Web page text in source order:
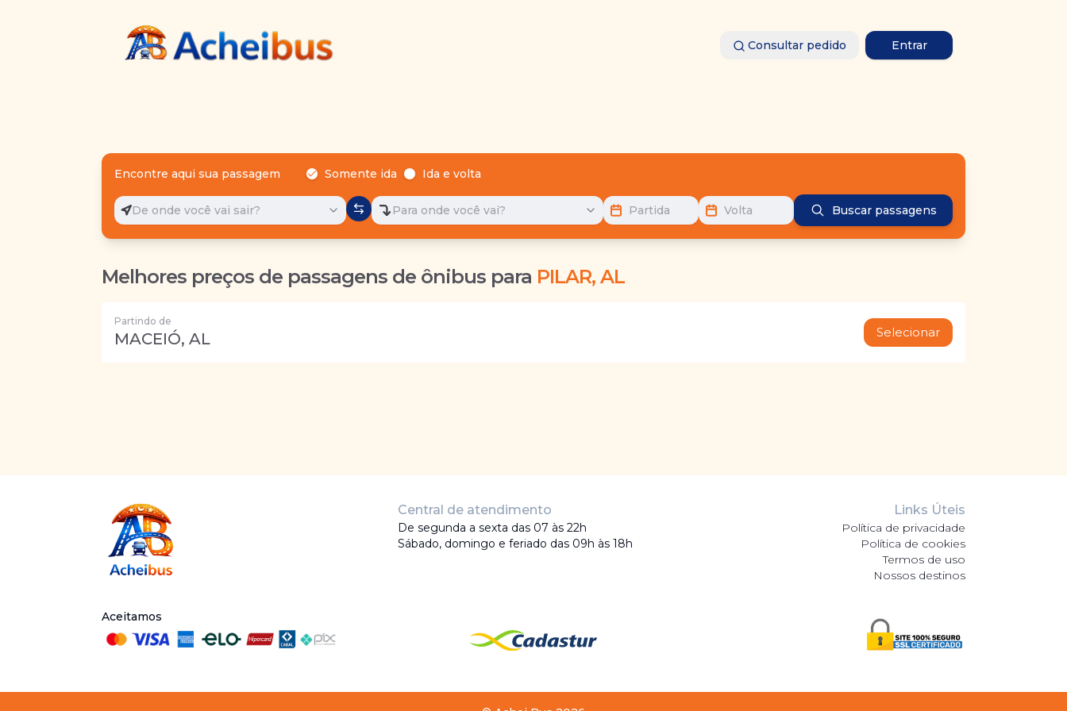
Consultar pedido Entrar
Encontre aqui sua passagem Somente ida Ida e volta
De onde você vai sair? Para onde você vai? Partida Volta Buscar passagens
Melhores preços de passagens de ônibus para PILAR, AL
Partindo de
MACEIÓ, AL Selecionar
Central de atendimento
De segunda a sexta das 07 às 22h
Sábado, domingo e feriado das 09h às 18h
Links Úteis
Política de privacidade
Política de cookies
Termos de uso
Nossos destinos
Aceitamos